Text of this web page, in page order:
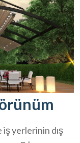
yerlerinin dış